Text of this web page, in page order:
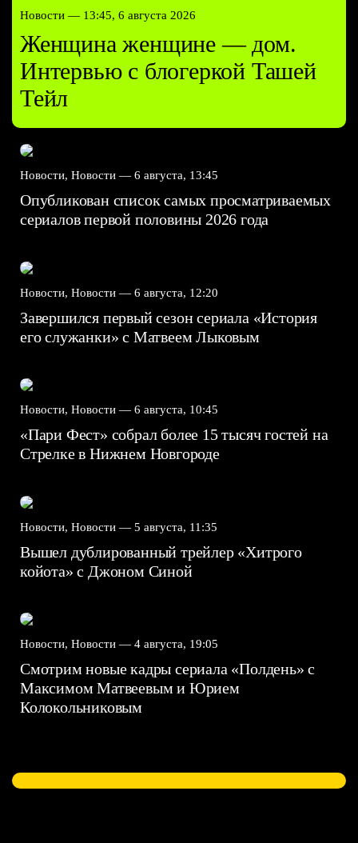
Новости — 13:45, 6 августа 2026
Женщина женщине — дом.
Интервью с блогеркой Ташей
Тейл
Новости, Новости — 6 августа, 13:45
Опубликован список самых просматриваемых
сериалов первой половины 2026 года
Новости, Новости — 6 августа, 12:20
Завершился первый сезон сериала «История
его служанки» с Матвеем Лыковым
Новости, Новости — 6 августа, 10:45
«Пари Фест» собрал более 15 тысяч гостей на
Стрелке в Нижнем Новгороде
Новости, Новости — 5 августа, 11:35
Вышел дублированный трейлер «Хитрого
койота» с Джоном Синой
Новости, Новости — 4 августа, 19:05
Смотрим новые кадры сериала «Полдень» с
Максимом Матвеевым и Юрием
Колокольниковым